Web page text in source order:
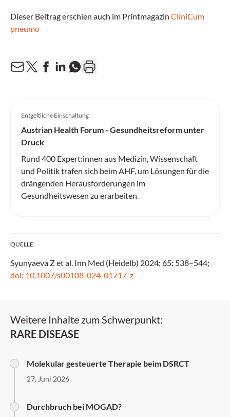
Dieser Beitrag erschien auch im Printmagazin CliniCum
pneumo
Entgeltliche Einschaltung
Austrian Health Forum - Gesundheitsreform unter
Druck
Rund 400 Expert:innen aus Medizin, Wissenschaft
und Politik trafen sich beim AHF, um Lösungen für die
drängenden Herausforderungen im
Gesundheitswesen zu erarbeiten.
QUELLE
Syunyaeva Z et al. Inn Med (Heidelb) 2024; 65: 538–544;
doi: 10.1007/s00108-024-01717-z
Weitere Inhalte zum Schwerpunkt:
RARE DISEASE
Molekular gesteuerte Therapie beim DSRCT
27. Juni 2026
Durchbruch bei MOGAD?